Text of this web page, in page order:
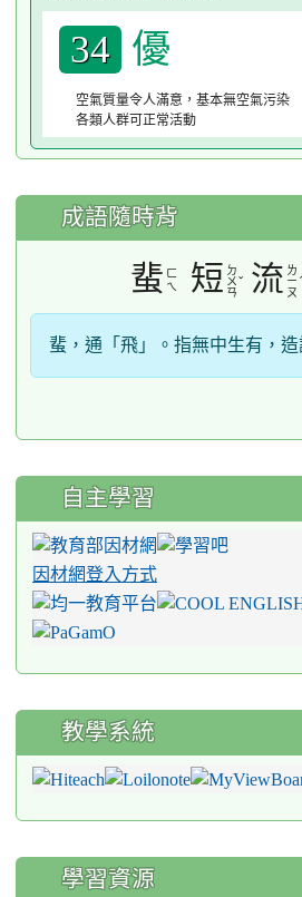
34 優
空氣質量令人滿意，基本無空氣污染
各類人群可正常活動
成語隨時背
蜚 ㄈ
ㄟ
短 ㄉ
ㄨ
ㄢ
ˇ 流 ㄌ
ㄧ
ㄡ
ˊ
蜚，通「飛」。指無中生有，造
自主學習
因材網登入方式
教學系統
學習資源